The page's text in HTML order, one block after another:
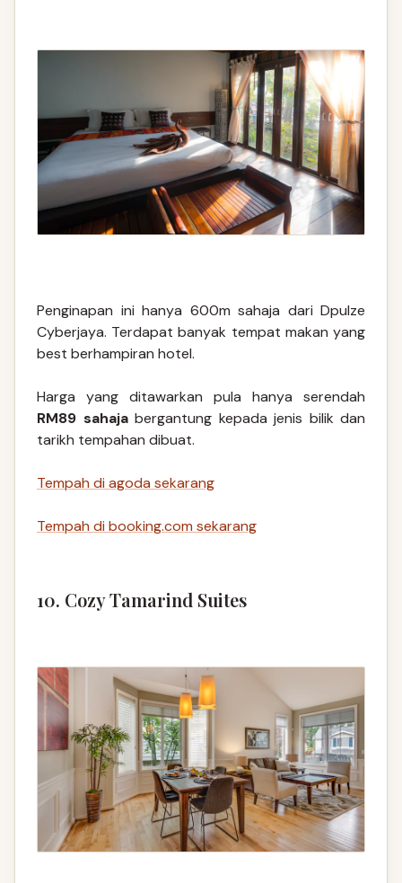
Penginapan ini hanya 600m sahaja dari Dpulze
Cyberjaya. Terdapat banyak tempat makan yang
best berhampiran hotel.
Harga yang ditawarkan pula hanya serendah
RM89 sahaja bergantung kepada jenis bilik dan
tarikh tempahan dibuat.
Tempah di agoda sekarang
Tempah di booking.com sekarang
10. Cozy Tamarind Suites